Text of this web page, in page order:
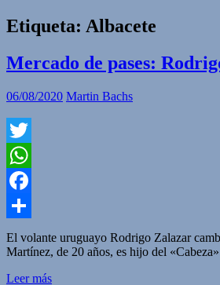
Etiqueta: Albacete
Mercado de pases:
06/08/2020 Martin Bachs
Twitter
WhatsApp
Facebook
Compartir
El volante uruguayo Rodrigo Zalazar
Martínez, de 20 años, es hijo del
Leer más